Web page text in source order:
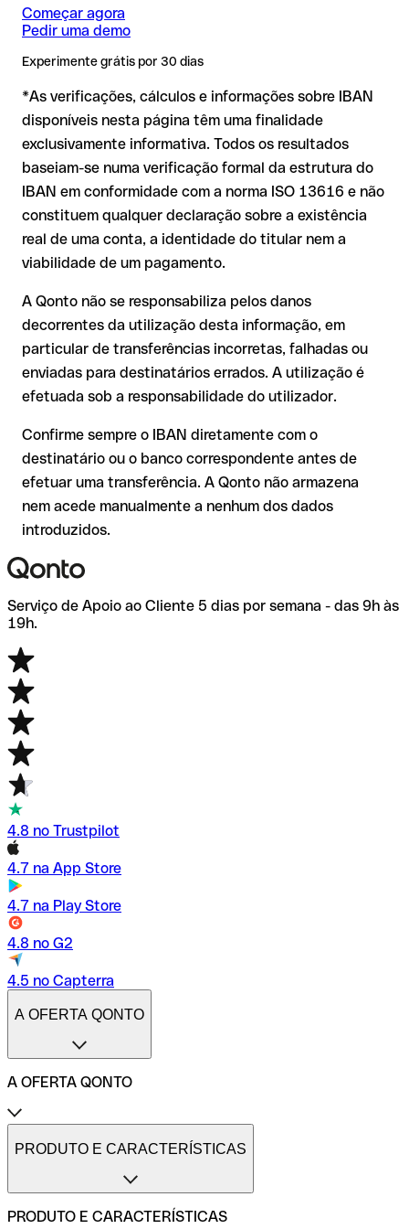
Issue with interpolation.
IBAN diretamente com o destinatário, especialmente em
novas relações comerciais ou com montantes elevados.
IBAN formalmente válido mas incorreto:
forma outra combinação formalmente válida, a
transferência é executada para uma conta alheia. Nesse
caso:
O banco destinatário é obrigado a colaborar na
recuperação dos fundos
A sua instituição pode iniciar um processo de reclamação a
seu pedido
A devolução não está garantida, especialmente se o
Em transferências internacionais fora da área SEPA, a
recuperação é consideravelmente mais complexa e implica
comissões adicionais
Recomendação : verifique sempre o IBAN antes de uma
transferência com o nosso IBAN Checker gratuito e, em caso
precaução é especialmente importante com montantes
elevados ou em novas relações comerciais.
Começar agora
Pedir uma demo
Experimente grátis por 30 dias
*As verificações, cálculos e informações sobre IBAN
disponíveis nesta página têm uma finalidade
exclusivamente informativa. Todos os resultados
baseiam-se numa verificação formal da estrutura do
IBAN em conformidade com a norma ISO 13616 e não
constituem qualquer declaração sobre a existência
real de uma conta, a identidade do titular nem a
viabilidade de um pagamento.
A Qonto não se responsabiliza pelos danos
decorrentes da utilização desta informação, em
particular de transferências incorretas, falhadas ou
enviadas para destinatários errados. A utilização é
efetuada sob a responsabilidade do utilizador.
Confirme sempre o IBAN diretamente com o
destinatário ou o banco correspondente antes de
efetuar uma transferência. A Qonto não armazena
nem acede manualmente a nenhum dos dados
introduzidos.
Serviço de Apoio ao Cliente 5 dias por semana - das 9h às
19h.
4.8 no Trustpilot
4.7 na App Store
4.7 na Play Store
4.8 no G2
4.5 no Capterra
A OFERTA QONTO
A OFERTA QONTO
Conta profissional online
Conta profissional para pequenas empresas
Métodos de pagamento
PRODUTO E CARACTERÍSTICAS
PRODUTO E CARACTERÍSTICAS